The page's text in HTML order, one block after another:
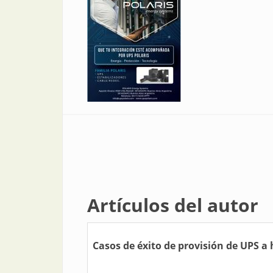
Artículos del autor
Casos de éxito de provisión de UPS